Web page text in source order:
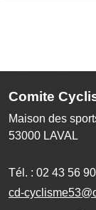
Comite
Maison des
53000 LAVAL
Tél. : 02 43 56
cd-